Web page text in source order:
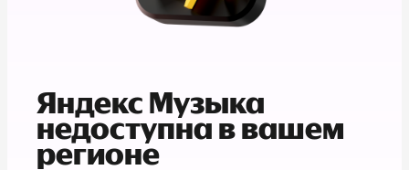
Яндекс Музыка
недоступна в вашем
регионе